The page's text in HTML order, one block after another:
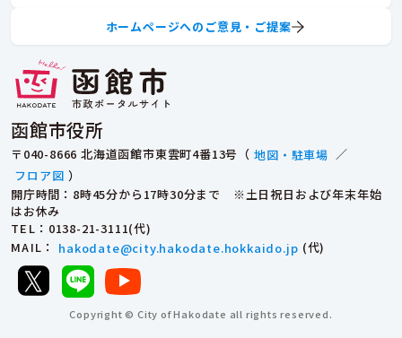
函館市役所
〒040-8666 北海道函館市東雲町4番13号（ 地図・駐車場 ／
フロア図 ）
開庁時間：8時45分から17時30分まで ※土日祝日および年末年始
はお休み
TEL ：0138-21-3111(代)
MAIL ： hakodate@city.hakodate.hokkaido.jp (代)
ホームページへのご意見・ご提案
Copyright © City of Hakodate all rights reserved.